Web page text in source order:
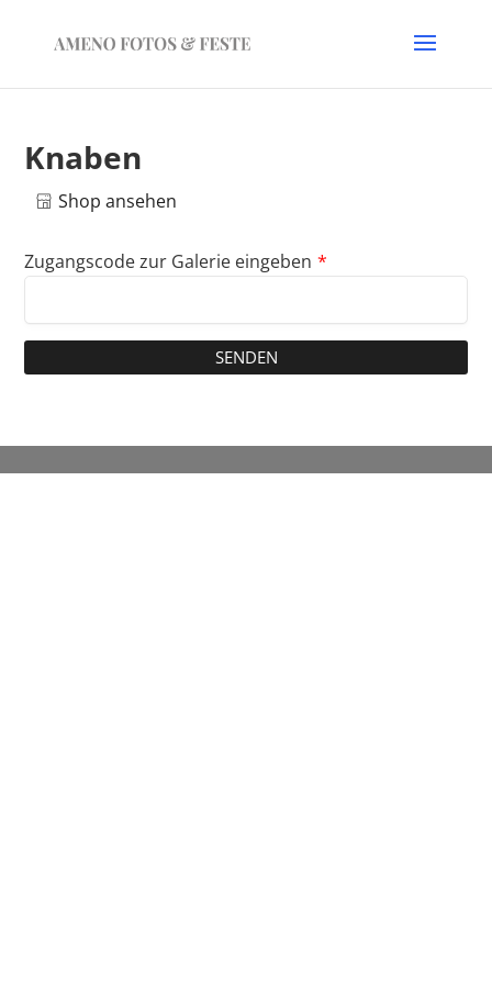
Knaben
Shop ansehen
Zugangscode zur Galerie eingeben *
SENDEN